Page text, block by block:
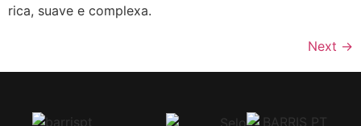
rica, suave e complexa.
Next →